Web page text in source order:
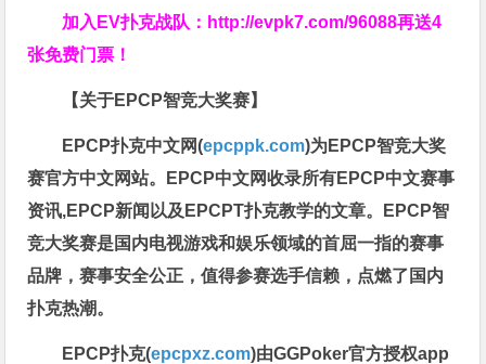
加入EV扑克战队： http://evpk7.com/96088再送4
张免费门票！
【关于EPCP智竞大奖赛】
EPCP扑克中文网(epcppk.com)为EPCP智竞大奖
赛官方中文网站。EPCP中文网收录所有EPCP中文赛事
资讯,EPCP新闻以及EPCPT扑克教学的文章。EPCP智
竞大奖赛是国内电视游戏和娱乐领域的首屈一指的赛事
品牌，赛事安全公正，值得参赛选手信赖，点燃了国内
扑克热潮。
EPCP扑克(epcpxz.com)由GGPoker官方授权app